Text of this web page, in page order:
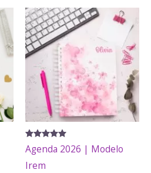
desde
$460.00
$600.00
Valorado
con
de 5
Agenda 2026 | Modelo
Irem